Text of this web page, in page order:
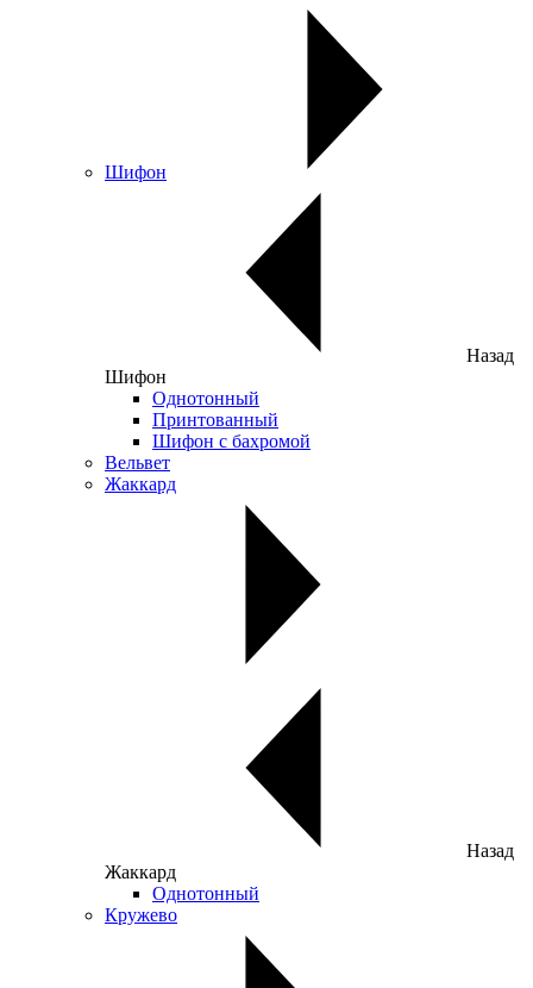
Шифон
Назад
Шифон
Однотонный
Принтованный
Шифон с бахромой
Вельвет
Жаккард
Назад
Жаккард
Однотонный
Кружево